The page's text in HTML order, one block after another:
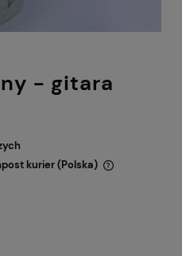
- gitara
kurier (Polska)
kosztów płatności